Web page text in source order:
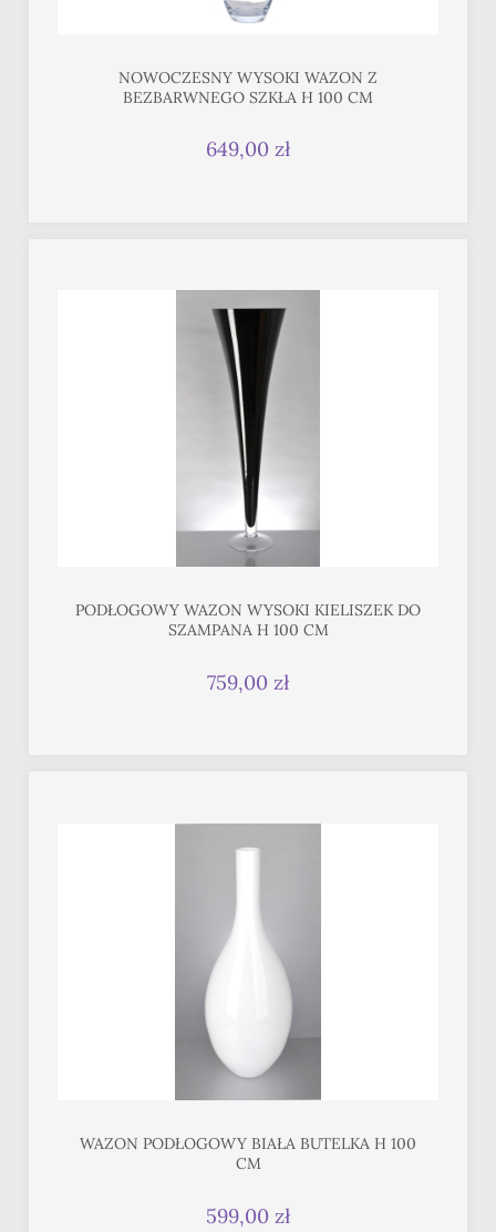
NOWOCZESNY WYSOKI WAZON Z
BEZBARWNEGO SZKŁA H 100 CM
649,00 zł
PODŁOGOWY WAZON WYSOKI KIELISZEK DO
SZAMPANA H 100 CM
759,00 zł
WAZON PODŁOGOWY BIAŁA BUTELKA H 100
CM
599,00 zł